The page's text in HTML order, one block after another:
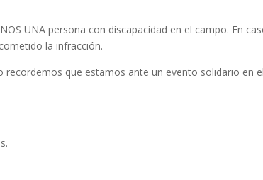
UNA persona con discapacidad en el campo. En
la infracción.
que estamos ante un evento solidario en